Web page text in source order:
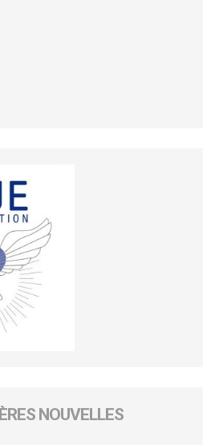
NOUVELLES